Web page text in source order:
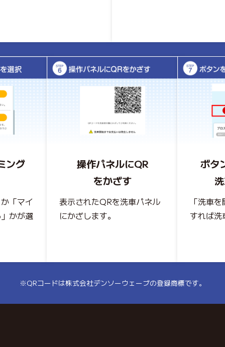
ング
「マイ
かが選
操作パネルにQR
をかざす
表示されたQRを洗車パネル
にかざします。
ボタ
「洗車
すれば洗
※QRコードは株式会社デンソーウェーブの登録商標です。